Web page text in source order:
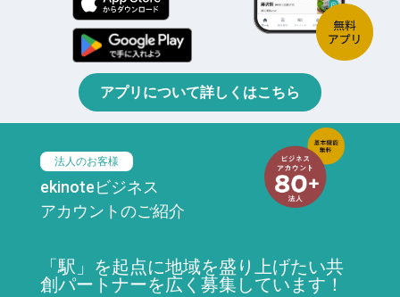
アプリについて詳しくはこちら
法人のお客様
ekinoteビジネス
アカウントのご紹介
「駅」を起点に地域を盛り上げたい共
創パートナーを広く募集しています！